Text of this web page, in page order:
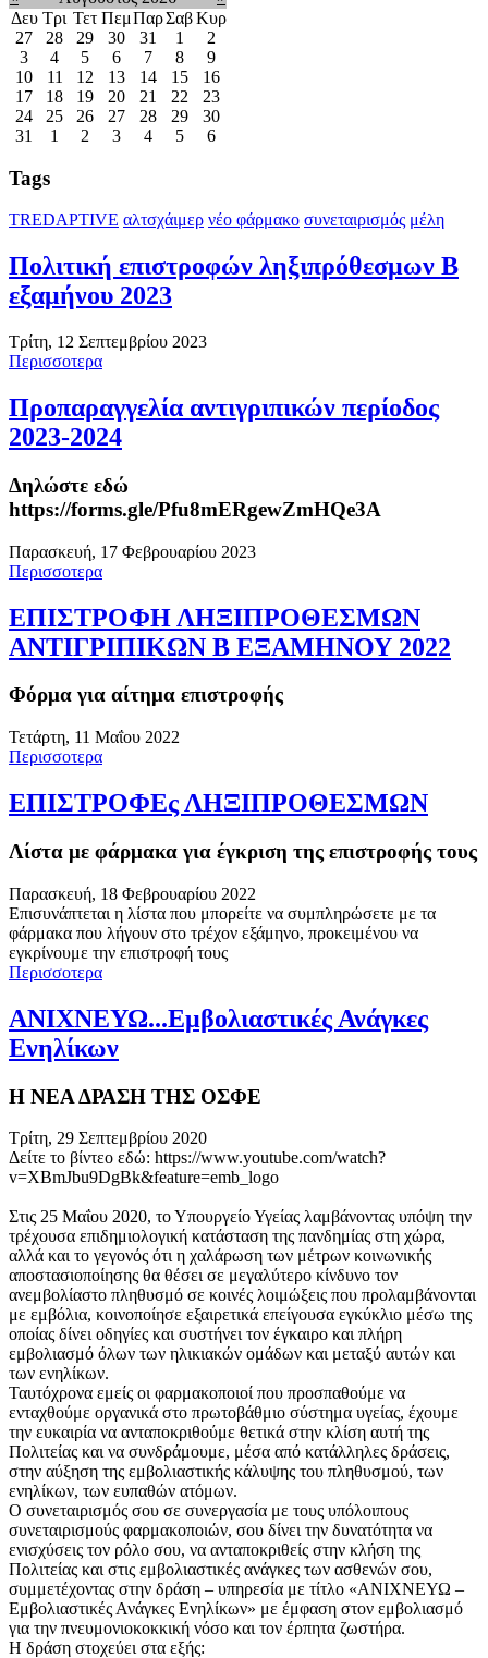
Δευ Τρι Τετ ΠεμΠαρΣαβΚυρ
27
28 29 30 31 1
2
3
4 5 6 7 8
9
10
11 12 13 14 15
16
17
18 19 20 21 22
23
24
25 26 27 28 29
30
31
1 2 3 4 5 6
Tags
TREDAPTIVE αλτσχάιμερ νέο φάρμακο συνεταιρισμός μέλη
Πολιτική επιστροφών ληξιπρόθεσμων Β
εξαμήνου 2023
Τρίτη, 12 Σεπτεμβρίου 2023
Περισσοτερα
Προπαραγγελία αντιγριπικών περίοδος
2023-2024
Δηλώστε εδώ
https://forms.gle/Pfu8mERgewZmHQe3A
Παρασκευή, 17 Φεβρουαρίου 2023
Περισσοτερα
ΕΠΙΣΤΡΟΦΗ ΛΗΞΙΠΡΟΘΕΣΜΩΝ
ΑΝΤΙΓΡΙΠΙΚΩΝ Β ΕΞΑΜΗΝΟΥ 2022
Φόρμα για αίτημα επιστροφής
Τετάρτη, 11 Μαΐου 2022
Περισσοτερα
ΕΠΙΣΤΡΟΦΕς ΛΗΞΙΠΡΟΘΕΣΜΩΝ
Λίστα με φάρμακα για έγκριση της επιστροφής τους
Παρασκευή, 18 Φεβρουαρίου 2022
Επισυνάπτεται η λίστα που μπορείτε να συμπληρώσετε με τα
φάρμακα που λήγουν στο τρέχον εξάμηνο, προκειμένου να
εγκρίνουμε την επιστροφή τους
Περισσοτερα
ΑΝΙΧΝΕΥΩ...Εμβολιαστικές Ανάγκες
Ενηλίκων
Η ΝΕΑ ΔΡΑΣΗ ΤΗΣ ΟΣΦΕ
Τρίτη, 29 Σεπτεμβρίου 2020
Δείτε το βίντεο εδώ: https://www.youtube.com/watch?
v=XBmJbu9DgBk&feature=emb_logo
Στις 25 Μαΐου 2020, το Υπουργείο Υγείας λαμβάνοντας υπόψη την
τρέχουσα επιδημιολογική κατάσταση της πανδημίας στη χώρα,
αλλά και το γεγονός ότι η χαλάρωση των μέτρων κοινωνικής
αποστασιοποίησης θα θέσει σε μεγαλύτερο κίνδυνο τον
ανεμβολίαστο πληθυσμό σε κοινές λοιμώξεις που προλαμβάνονται
με εμβόλια, κοινοποίησε εξαιρετικά επείγουσα εγκύκλιο μέσω της
οποίας δίνει οδηγίες και συστήνει τον έγκαιρο και πλήρη
εμβολιασμό όλων των ηλικιακών ομάδων και μεταξύ αυτών και
των ενηλίκων.
Ταυτόχρονα εμείς οι φαρμακοποιοί που προσπαθούμε να
ενταχθούμε οργανικά στο πρωτοβάθμιο σύστημα υγείας, έχουμε
την ευκαιρία να ανταποκριθούμε θετικά στην κλίση αυτή της
Πολιτείας και να συνδράμουμε, μέσα από κατάλληλες δράσεις,
στην αύξηση της εμβολιαστικής κάλυψης του πληθυσμού, των
ενηλίκων, των ευπαθών ατόμων.
Ο συνεταιρισμός σου σε συνεργασία με τους υπόλοιπους
συνεταιρισμούς φαρμακοποιών, σου δίνει την δυνατότητα να
ενισχύσεις τον ρόλο σου, να ανταποκριθείς στην κλήση της
Πολιτείας και στις εμβολιαστικές ανάγκες των ασθενών σου,
συμμετέχοντας στην δράση – υπηρεσία με τίτλο «ΑΝΙΧΝΕΥΩ –
Εμβολιαστικές Ανάγκες Ενηλίκων» με έμφαση στον εμβολιασμό
για την πνευμονιοκοκκική νόσο και τον έρπητα ζωστήρα.
Η δράση στοχεύει στα εξής: